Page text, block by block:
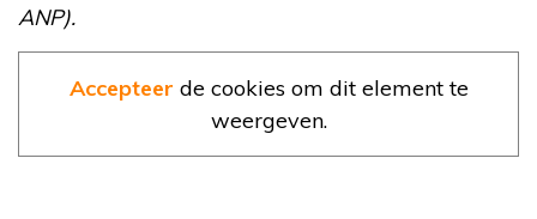
ANP).
Accepteer de cookies om dit element te
weergeven.